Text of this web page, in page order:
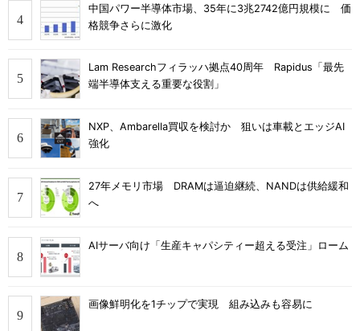
中国パワー半導体市場、35年に3兆2742億円規模に 価
格競争さらに激化
Lam Researchフィラッハ拠点40周年 Rapidus「最先
端半導体支える重要な役割」
NXP、Ambarella買収を検討か 狙いは車載とエッジAI
強化
27年メモリ市場 DRAMは逼迫継続、NANDは供給緩和
へ
AIサーバ向け「生産キャパシティー超える受注」ローム
画像鮮明化を1チップで実現 組み込みも容易に